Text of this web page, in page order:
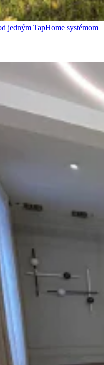
jedným TapHome systémom